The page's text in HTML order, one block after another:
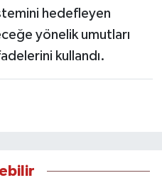
hedefleyen
yönelik umutları
kullandı.